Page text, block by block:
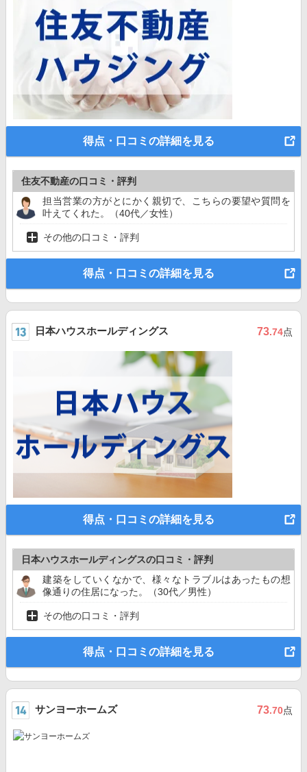
得点・口コミの詳細を見る
住友不動産の口コミ・評判
担当営業の方がとにかく親切で、こちらの要望や質問を
叶えてくれた。（40代／女性）
その他の口コミ・評判
得点・口コミの詳細を見る
日本ハウスホールディングス 73.74点
得点・口コミの詳細を見る
日本ハウスホールディングスの口コミ・評判
建築をしていくなかで、様々なトラブルはあったもの想
像通りの住居になった。（30代／男性）
その他の口コミ・評判
得点・口コミの詳細を見る
サンヨーホームズ 73.70点